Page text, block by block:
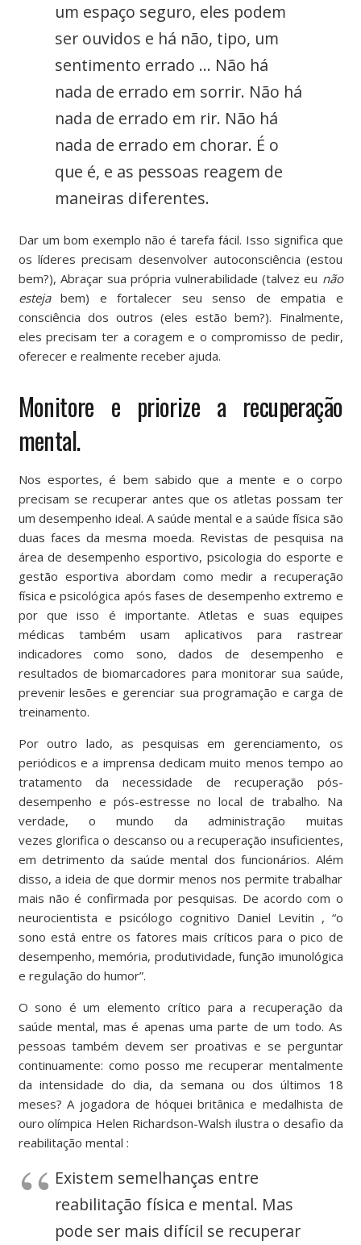
um espaço seguro, eles podem
ser ouvidos e há não, tipo, um
sentimento errado … Não há
nada de errado em sorrir. Não há
nada de errado em rir. Não há
nada de errado em chorar. É o
que é, e as pessoas reagem de
maneiras diferentes.
Dar um bom exemplo não é tarefa fácil. Isso significa que
os líderes precisam desenvolver autoconsciência (estou
bem?), Abraçar sua própria vulnerabilidade (talvez eu não
estejabem) e fortalecer seu senso de empatia e
consciência dos outros (eles estão bem?). Finalmente,
eles precisam ter a coragem e o compromisso de pedir,
oferecer e realmente receber ajuda.
Monitore e priorize a recuperação
mental.
Nos esportes, é bem sabido que a mente e o corpo
precisam se recuperar antes que os atletas possam ter
um desempenho ideal. A saúde mental e a saúde física são
duas faces da mesma moeda. Revistas de pesquisa na
área de desempenho esportivo, psicologia do esporte e
gestão esportiva abordam como medir a recuperação
física e psicológica após fases de desempenho extremo e
por que isso é importante. Atletas e suas equipes
médicas também usamaplicativos para rastrear
indicadores como sono, dados de desempenho e
resultados de biomarcadores para monitorar sua saúde,
prevenir lesões e gerenciar sua programação e carga de
treinamento.
Por outro lado, as pesquisas em gerenciamento, os
periódicos e a imprensa dedicam muito menos tempo ao
tratamento da necessidade de recuperação pós-
desempenho e pós-estresse no local de trabalho. Na
verdade, o mundo da administração muitas
vezes glorifica o descanso ou a recuperação insuficientes,
em detrimento da saúde mental dos funcionários. Além
disso, a ideia de que dormir menos nos permite trabalhar
mais não é confirmada por pesquisas. De acordo com o
neurocientista e psicólogo cognitivo Daniel Levitin , “o
sono está entre os fatores mais críticos para o pico de
desempenho, memória, produtividade, função imunológica
e regulação do humor”.
O sono é um elemento crítico para a recuperação da
saúde mental, mas é apenas uma parte de um todo. As
pessoas também devem ser proativas e se perguntar
continuamente: como posso me recuperar mentalmente
da intensidade do dia, da semana ou dos últimos 18
meses? A jogadora de hóquei britânica e medalhista de
ouro olímpica Helen Richardson-Walsh ilustra o desafio da
reabilitação mental :
Existem semelhanças entre
reabilitação física e mental. Mas
pode ser mais difícil se recuperar